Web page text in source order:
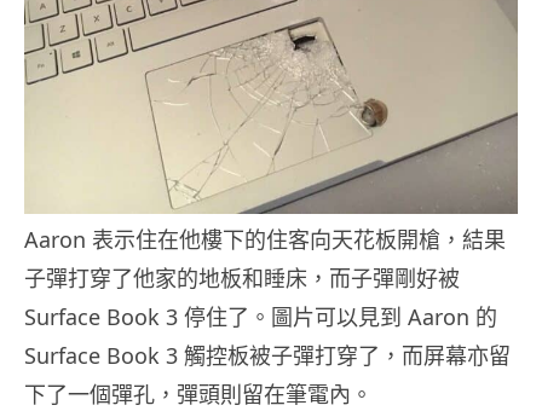
Aaron 表示住在他樓下的住客向天花板開槍，結果
子彈打穿了他家的地板和睡床，而子彈剛好被
Surface Book 3 停住了。圖片可以見到 Aaron 的
Surface Book 3 觸控板被子彈打穿了，而屏幕亦留
下了一個彈孔，彈頭則留在筆電內。